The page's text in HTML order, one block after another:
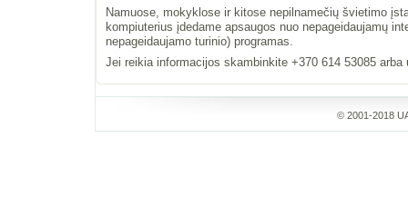
Namuose, mokyklose ir kitose nepilnamečių švietimo
kompiuterius įdedame apsaugos nuo nepageidaujamų
nepageidaujamo turinio) programas.
Jei reikia informacijos skambinkite +370 614 53085
© 2001-2018